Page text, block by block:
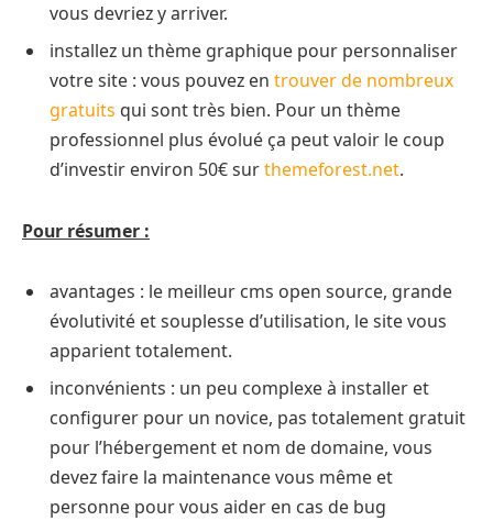
vous devriez y arriver.
installez un thème graphique pour personnaliser
votre site : vous pouvez en trouver de nombreux
gratuits qui sont très bien. Pour un thème
professionnel plus évolué ça peut valoir le coup
d’investir environ 50€ surthemeforest.net.
Pour résumer :
avantages : le meilleur cms open source, grande
évolutivité et souplesse d’utilisation, le site vous
apparient totalement.
inconvénients : un peu complexe à installer et
configurer pour un novice, pas totalement gratuit
pour l’hébergement et nom de domaine, vous
devez faire la maintenance vous même et
personne pour vous aider en cas de bug